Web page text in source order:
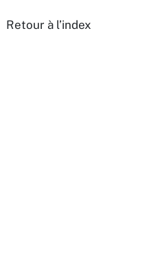
Retour à l’index